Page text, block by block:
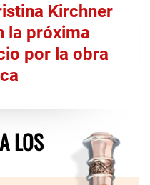
Kirchner
la próxima
por la obra
LOS